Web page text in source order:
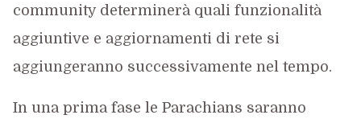
community determinerà quali funzionalità
aggiuntive e aggiornamenti di rete si
aggiungeranno successivamente nel tempo.
In una prima fase le Parachians saranno